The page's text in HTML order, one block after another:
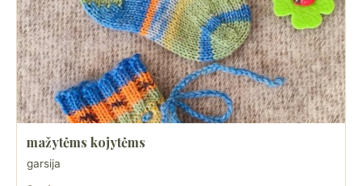
mažytėms kojytėms
garsija